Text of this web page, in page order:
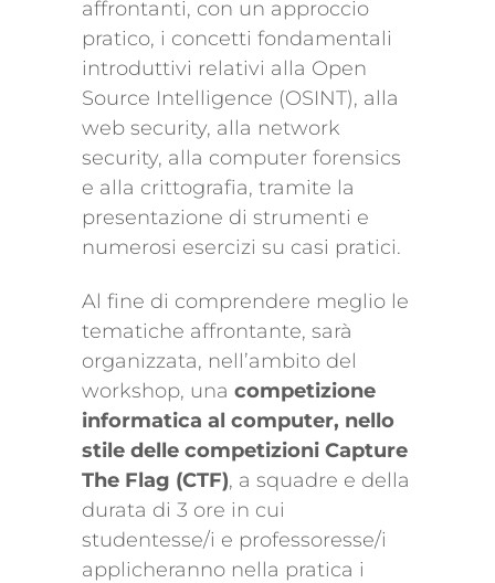
affrontanti, con un approccio
pratico, i concetti fondamentali
introduttivi relativi alla Open
Source Intelligence (OSINT), alla
web security, alla network
security, alla computer forensics
e alla crittografia, tramite la
presentazione di strumenti e
numerosi esercizi su casi pratici.
Al fine di comprendere meglio le
tematiche affrontante, sarà
organizzata, nell’ambito del
workshop, una competizione
informatica al computer, nello
stile delle competizioni Capture
The Flag (CTF), a squadre e della
durata di 3 ore in cui
studentesse/i e professoresse/i
applicheranno nella pratica i